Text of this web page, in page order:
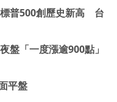
普500創歷史新高 台
盤「一度漲逾900點」
平盤